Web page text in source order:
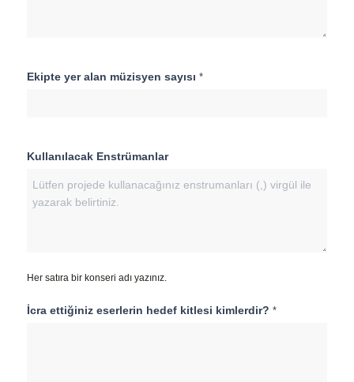
Ekipte yer alan müzisyen sayısı *
Kullanılacak Enstrümanlar
Her satıra bir konseri adı yazınız.
İcra ettiğiniz eserlerin hedef kitlesi kimlerdir? *